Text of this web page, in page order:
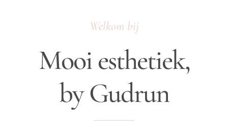
Welkom bij
Mooi esthetiek,
by Gudrun